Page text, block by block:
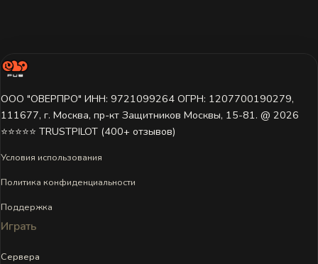
ООО "ОВЕРПРО" ИНН: 9721099264 ОГРН: 1207700190279,
111677, г. Москва, пр-кт Защитников Москвы, 15-81. @ 2026 ㅤ
⭐⭐⭐⭐⭐ TRUSTPILOT (400+ отзывов)
Условия использования
Политика конфиденциальности
Поддержка
Играть
Сервера